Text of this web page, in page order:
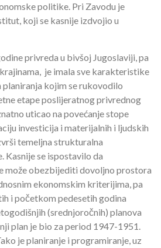
politike. Pri Zavodu je
koji se kasnije izdvojio u
privreda u bivšoj Jugoslaviji, pa
je imala sve karakteristike
kojim se rukovodilo
etape poslijeratnog privrednog
uticao na povećanje stope
investicija i materijalnih i ljudskih
temeljna strukturalna
se ispostavilo da
može obezbijediti dovoljno prostora
ekonomskim kriterijima, pa
i početkom pedesetih godina
(srednjoročnih) planova
plan je bio za period 1947-1951.
je planiranje i programiranje, uz